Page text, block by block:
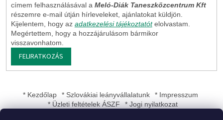
címem felhasználásával a Meló-Diák Taneszközcentrum Kft
részemre e-mail útján hírleveleket, ajánlatokat küldjön.
Kijelentem, hogy az adatkezelési tájékoztatót elolvastam.
Megértettem, hogy a hozzájárulásom bármikor
visszavonhatom.
FELIRATKOZÁS
* Kezdőlap * Szlovákiai leányvállalatunk
* Impresszum
* Üzleti feltételek ÁSZF
* Jogi nyilatkozat